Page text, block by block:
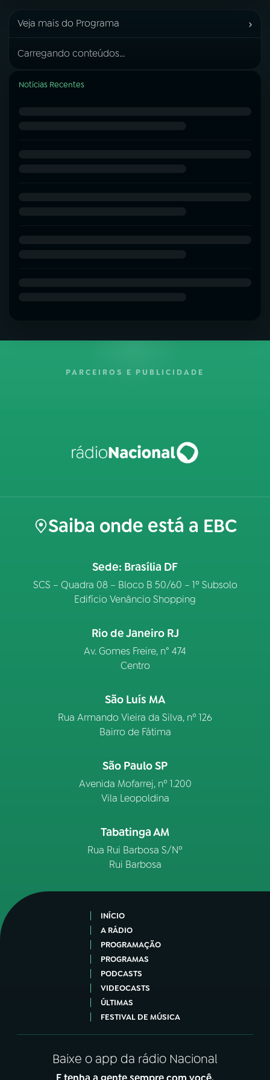
Veja mais do Programa ›
Carregando conteúdos...
Notícias Recentes
PARCEIROS E PUBLICIDADE
Saiba onde está a EBC
Sede: Brasília DF
SCS – Quadra 08 – Bloco B 50/60 – 1º Subsolo
Edifício Venâncio Shopping
Rio de Janeiro RJ
Av. Gomes Freire, n° 474
Centro
São Luís MA
Rua Armando Vieira da Silva, nº 126
Bairro de Fátima
São Paulo SP
Avenida Mofarrej, nº 1.200
Vila Leopoldina
Tabatinga AM
Rua Rui Barbosa S/Nº
Rui Barbosa
INÍCIO
A RÁDIO
PROGRAMAÇÃO
PROGRAMAS
PODCASTS
VIDEOCASTS
ÚLTIMAS
FESTIVAL DE MÚSICA
Baixe o app da rádio Nacional